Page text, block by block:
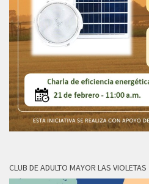
CLUB DE ADULTO MAYOR LAS VIOLETAS